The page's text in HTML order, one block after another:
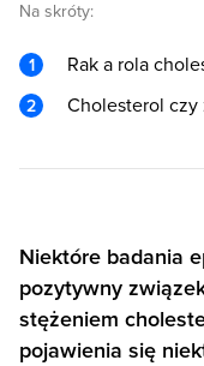
Na skróty:
Rak a rola
Cholesterol czy
Niektóre badania
pozytywny
stężeniem
pojawienia się